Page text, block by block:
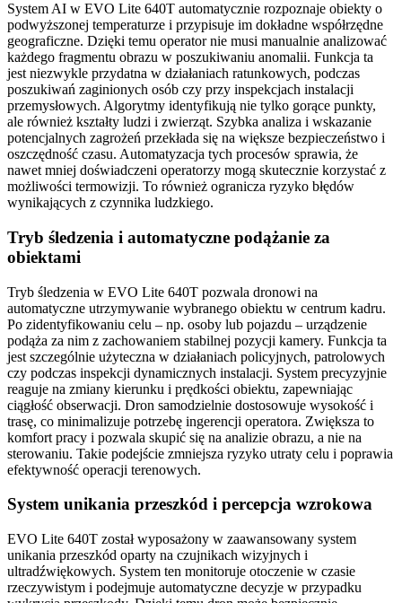
System AI w EVO Lite 640T automatycznie rozpoznaje obiekty o
podwyższonej temperaturze i przypisuje im dokładne współrzędne
geograficzne. Dzięki temu operator nie musi manualnie analizować
każdego fragmentu obrazu w poszukiwaniu anomalii. Funkcja ta
jest niezwykle przydatna w działaniach ratunkowych, podczas
poszukiwań zaginionych osób czy przy inspekcjach instalacji
przemysłowych. Algorytmy identyfikują nie tylko gorące punkty,
ale również kształty ludzi i zwierząt. Szybka analiza i wskazanie
potencjalnych zagrożeń przekłada się na większe bezpieczeństwo i
oszczędność czasu. Automatyzacja tych procesów sprawia, że
nawet mniej doświadczeni operatorzy mogą skutecznie korzystać z
możliwości termowizji. To również ogranicza ryzyko błędów
wynikających z czynnika ludzkiego.
Tryb śledzenia i automatyczne podążanie za
obiektami
Tryb śledzenia w EVO Lite 640T pozwala dronowi na
automatyczne utrzymywanie wybranego obiektu w centrum kadru.
Po zidentyfikowaniu celu – np. osoby lub pojazdu – urządzenie
podąża za nim z zachowaniem stabilnej pozycji kamery. Funkcja ta
jest szczególnie użyteczna w działaniach policyjnych, patrolowych
czy podczas inspekcji dynamicznych instalacji. System precyzyjnie
reaguje na zmiany kierunku i prędkości obiektu, zapewniając
ciągłość obserwacji. Dron samodzielnie dostosowuje wysokość i
trasę, co minimalizuje potrzebę ingerencji operatora. Zwiększa to
komfort pracy i pozwala skupić się na analizie obrazu, a nie na
sterowaniu. Takie podejście zmniejsza ryzyko utraty celu i poprawia
efektywność operacji terenowych.
System unikania przeszkód i percepcja wzrokowa
EVO Lite 640T został wyposażony w zaawansowany system
unikania przeszkód oparty na czujnikach wizyjnych i
ultradźwiękowych. System ten monitoruje otoczenie w czasie
rzeczywistym i podejmuje automatyczne decyzje w przypadku